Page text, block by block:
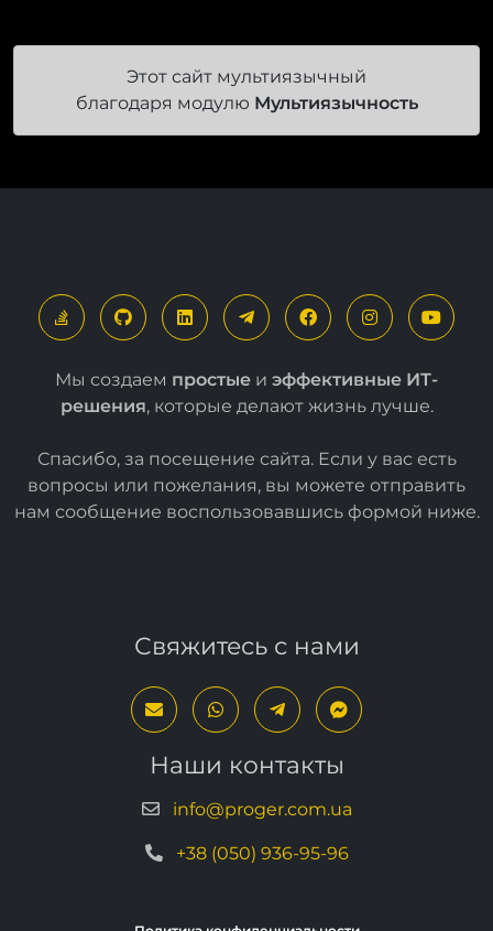
Этот сайт мультиязычный
благодаря модулю Мультиязычность
Мы создаем простые и эффективные ИТ-
решения, которые делают жизнь лучше.
Спасибо, за посещение сайта. Если у вас есть
вопросы или пожелания, вы можете отправить
нам сообщение воспользовавшись формой ниже.
Свяжитесь с нами
Наши контакты
info@proger.com.ua
+38 (050) 936-95-96